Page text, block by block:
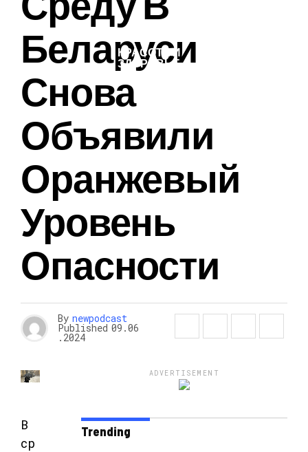
КРАСОТА И
ЗДОРОВЬЕ
Беларуси
Снова
Объявили
Оранжевый
Уровень
Опасности
By newpodcast
Published 09.06
.2024
В
ср
ADVERTISEMENT
Trending